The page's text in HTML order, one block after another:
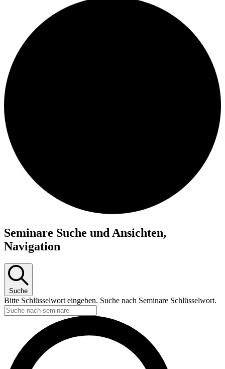
Seminare
Seminare Suche und Ansichten,
Navigation
Suche
Bitte Schlüsselwort eingeben. Suche nach Seminare Schlüsselwort.